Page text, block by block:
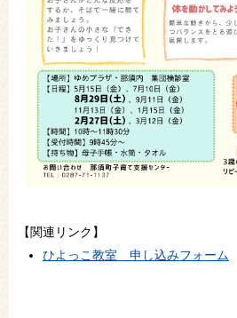
【関連リンク】
ひよっこ教室 申し込みフォーム